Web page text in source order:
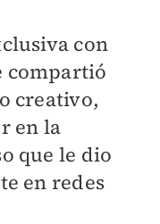
con
compartió
creativo,
en la
que le dio
en redes